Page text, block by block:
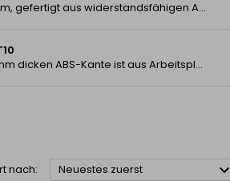
Eine hochwertige Tischplatte mit einer Stärke von 38 mm, gefertigt aus widerstandsfähigen Arbeitsplatten von PFLEIDERER, ist für maximale Lebensdauer und hohe Belastbarkeit konzipiert. Das Dekor Eiche Artisan R20315 NY mit natürlicher...
Die 38 mm dicke Tischplatte mit einer umlaufenden 2 mm dicken ABS-Kante ist aus Arbeitsplatten gefertigt, wodurch das Laminat sehr dick und die Lebensdauer sehr lang ist. Das Produkt wird nach Maß gefertigt. Sie geben einfach Ihre gewünschten Maße...
nach: Neuestes zuerst 